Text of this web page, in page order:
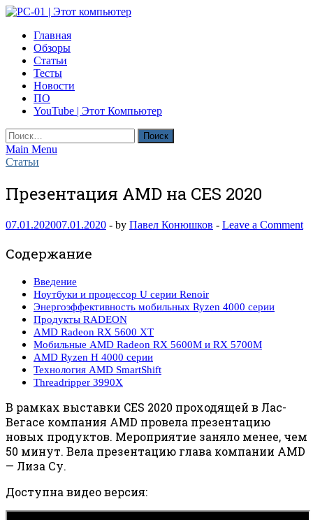
Skip
content
PC-01 | Этот компьютер
Компьютерные новости
Главная
Обзоры
Статьи
Тесты
Новости
ПО
YouTube | Этот Компьютер
Найти:
Main Menu
Статьи
Презентация AMD на CES 2020
07.01.202007.01.2020 - by Павел Конюшков - Leave a Comment
Содержание
Введение
Ноутбуки и процессор U серии Renoir
Энергоэффективность мобильных Ryzen 4000 серии
Продукты RADEON
AMD Radeon RX 5600 XT
Мобильные AMD Radeon RX 5600M и RX 5700M
AMD Ryzen H 4000 серии
Технология AMD SmartShift
Threadripper 3990X
В рамках выставки CES 2020 проходящей в Лас-
Вегасе компания AMD провела презентацию
новых продуктов. Мероприятие заняло менее, чем
50 минут. Вела презентацию глава компании AMD
— Лиза Су.
Доступна видео версия: